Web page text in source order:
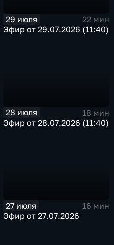
29 июля
22 мин
Эфир от 29.07.2026 (11:40)
28 июля
18 мин
Эфир от 28.07.2026 (11:40)
27 июля
16 мин
Эфир от 27.07.2026